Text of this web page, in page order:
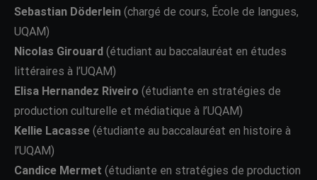
Sebastian Döderlein (chargé de cours, École de langues,
UQAM)
Nicolas Girouard (étudiant au baccalauréat en études
littéraires à l’UQAM)
Elisa Hernandez Riveiro (étudiante en stratégies de
production culturelle et médiatique à l’UQAM)
Kellie Lacasse (étudiante au baccalauréat en histoire à
l’UQAM)
Candice Mermet (étudiante en stratégies de production